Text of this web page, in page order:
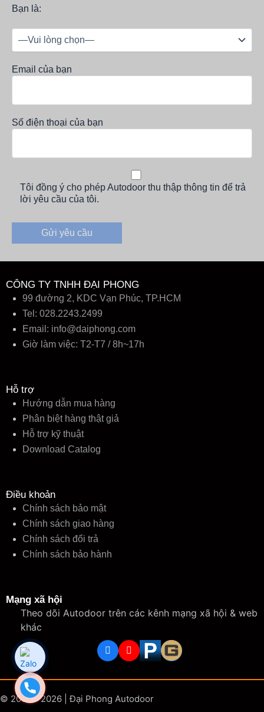
Bạn là:
Email của bạn
Số điện thoại của bạn
Tôi đồng ý cho phép Autodoor thu thập thông tin để trả
lời yêu cầu của tôi.
CÔNG TY TNHH ĐẠI PHONG
99 đường 2, KDC Vạn Phúc, TP.HCM
Tel: 028.2243.2499
Email: info@daiphong.com
Giờ làm việc: T2-T7 / 8h~17h
Hỗ trợ
Hướng dẫn mua hàng
Phân biệt hàng thật giả
Hỗ trợ kỹ thuật
Download Catalog
Điều khoản
Chính sách bảo mật
Chính sách giao hàng
Chính sách đổi trả
Chính sách bảo hành
Mạng xã hội
Theo dõi Autodoor trên các kênh mạng xã hội & web
khác
© 2006 - 2026 | Đại Phong Autodoor